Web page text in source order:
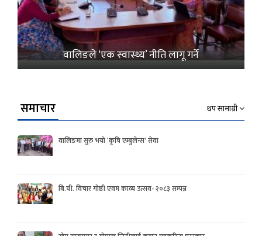
वालिङले ‘एक स्वास्थ्य’ नीति लागू गर्ने
समाचार थप सामाग्री
वालिङमा सुरु भयो ‘कृषि एम्बुलेन्स’ सेवा
बि.पी. विचार गोष्ठी एवम काव्य उत्सव- २०८३ सम्पन्न